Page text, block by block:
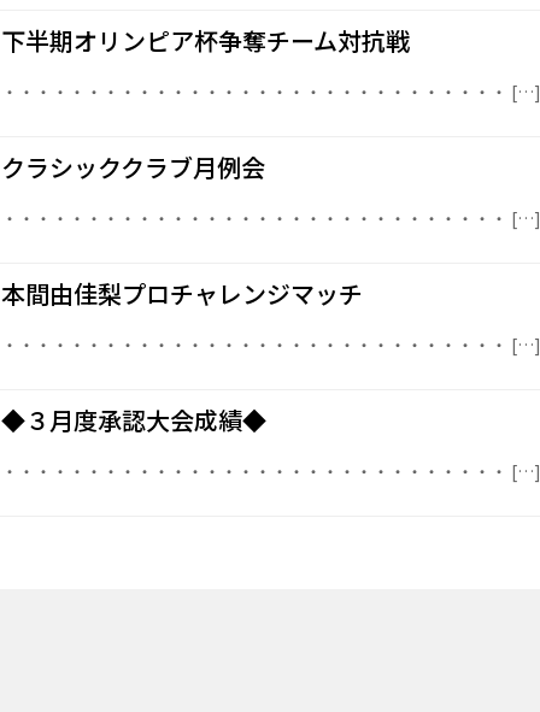
下半期オリンピア杯争奪チーム対抗戦
・・・・・・・・・・・・・・・・・・・・・・・・・・・・・・ […]
クラシッククラブ月例会
・・・・・・・・・・・・・・・・・・・・・・・・・・・・・・ […]
本間由佳梨プロチャレンジマッチ
・・・・・・・・・・・・・・・・・・・・・・・・・・・・・・ […]
◆３月度承認大会成績◆
・・・・・・・・・・・・・・・・・・・・・・・・・・・・・・ […]